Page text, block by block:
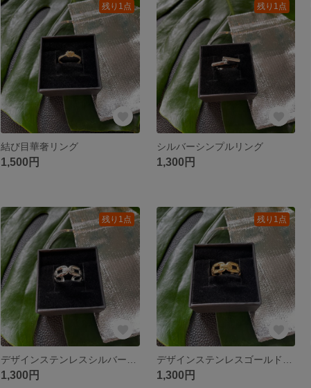
残り1点
結び目華奢リング
1,500円
残り1点
シルバーシンプルリング
1,300円
残り1点
1,300円
残り1点
1,300円